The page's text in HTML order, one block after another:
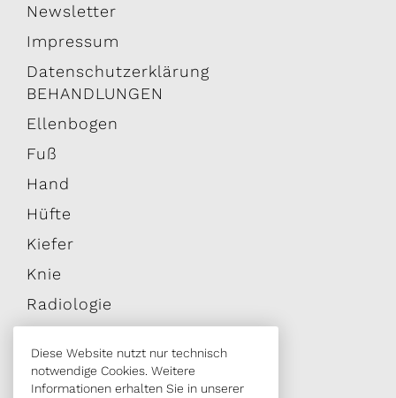
Newsletter
Impressum
Datenschutzerklärung
BEHANDLUNGEN
Ellenbogen
Fuß
Hand
Hüfte
Kiefer
Knie
Radiologie
Wirbelsäule
Zahn
Diese Website nutzt nur technisch
notwendige Cookies. Weitere
Informationen erhalten Sie in unserer